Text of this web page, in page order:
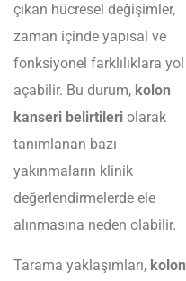
çıkan hücresel değişimler,
zaman içinde yapısal ve
fonksiyonel farklılıklara yol
açabilir. Bu durum, kolon
kanseri belirtileri olarak
tanımlanan bazı
yakınmaların klinik
değerlendirmelerde ele
alınmasına neden olabilir.
Tarama yaklaşımları, kolon